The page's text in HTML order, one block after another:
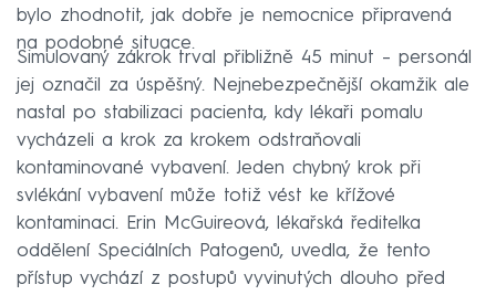
bylo zhodnotit, jak dobře je nemocnice připravená
na podobné situace.
Simulovaný zákrok trval přibližně 45 minut – personál
jej označil za úspěšný. Nejnebezpečnější okamžik ale
nastal po stabilizaci pacienta, kdy lékaři pomalu
vycházeli a krok za krokem odstraňovali
kontaminované vybavení. Jeden chybný krok při
svlékání vybavení může totiž vést ke křížové
kontaminaci. Erin McGuireová, lékařská ředitelka
oddělení Speciálních Patogenů, uvedla, že tento
přístup vychází z postupů vyvinutých dlouho před